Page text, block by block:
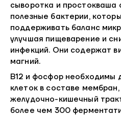
сыворотка и
полезные бактерии,
поддерживать баланс
улучшая пищеварение и
инфекций. Они содержат
магний.
B12 и фосфор необходимы
клеток в составе
желудочно-кишечный
более чем 300